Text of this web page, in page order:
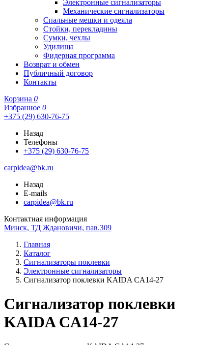
Электронные сигнализаторы
Механические сигнализаторы
Спальные мешки и одеяла
Стойки, перекладины
Сумки, чехлы
Удилища
Фидерная программа
Возврат и обмен
Публичный договор
Контакты
Корзина 0
Избранное 0
+375 (29) 630-76-75
Назад
Телефоны
+375 (29) 630-76-75
carpidea@bk.ru
Назад
E-mails
carpidea@bk.ru
Контактная информация
Минск, ТД Ждановичи, пав.309
Главная
Каталог
Сигнализаторы поклевки
Электронные сигнализаторы
Сигнализатор поклевки KAIDA CA14-27
Сигнализатор поклевки
KAIDA CA14-27